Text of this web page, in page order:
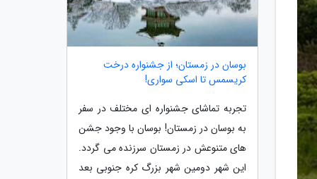
بوسان در زمستان؛ از جشنواره درخت
کریسمس تا اسکی سواری!
تجربه تماشای جشنواره ای مختلف در سفر
به بوسان در زمستان! بوسان با وجود جشن
های متنوعش در زمستان سرزنده می گردد.
این شهر دومین شهر بزرگ کره جنوبی بعد